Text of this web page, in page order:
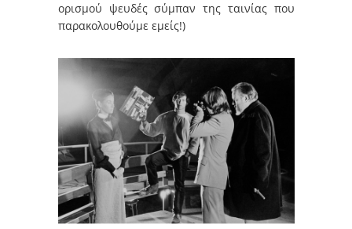
ορισμού ψευδές σύμπαν της ταινίας που
παρακολουθούμε εμείς!)